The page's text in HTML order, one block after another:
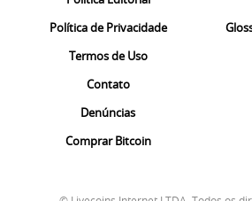
Política de Privacidade
Termos de Uso
Contato
Denúncias
Comprar Bitcoin